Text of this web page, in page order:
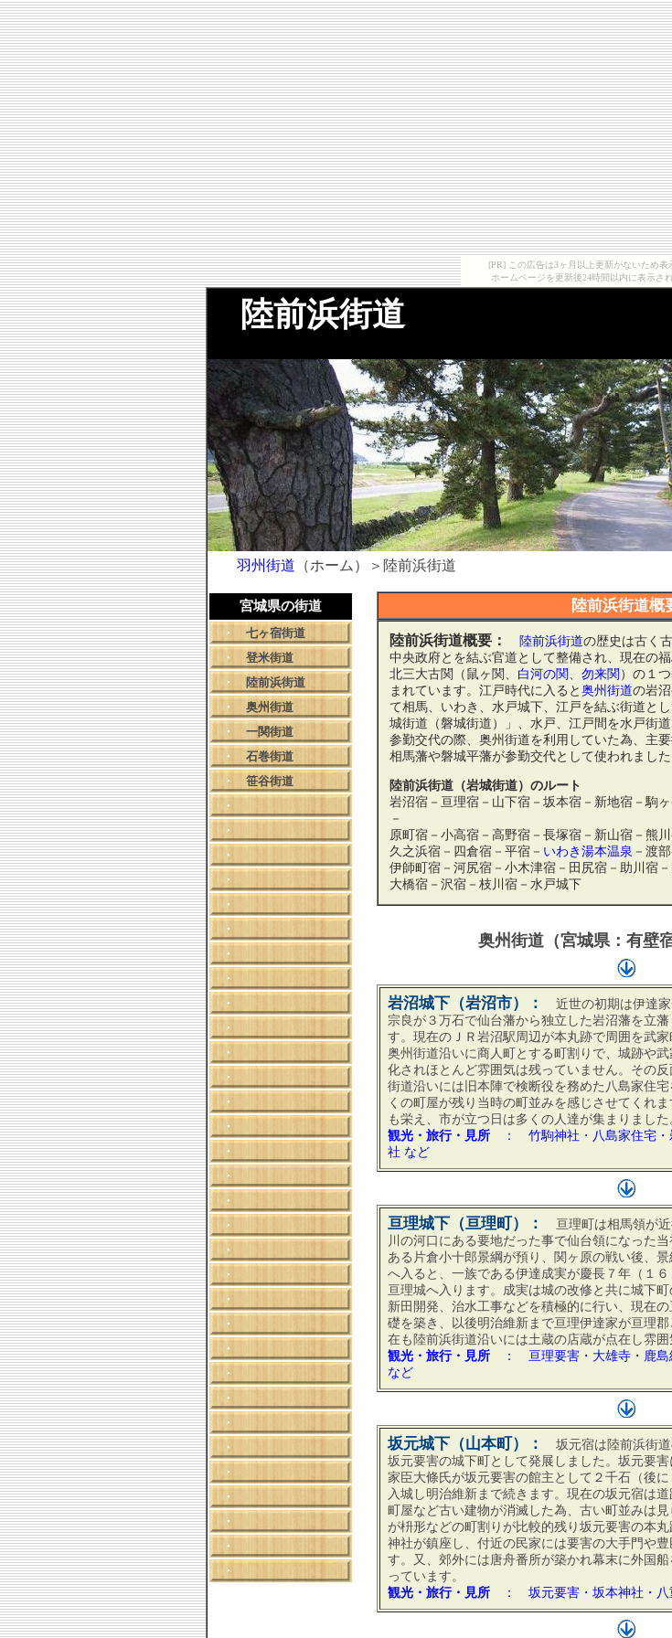
[PR] この広告は3ヶ月以上更新がないため表
ホームページを更新後24時間以内に表示さ
陸前浜街道
羽州街道 （ホーム）＞陸前浜街道
宮城県の街道
・ 七ヶ宿街道
・ 登米街道
・
陸前浜街道
・ 奥州街道
・ 一関街道
・ 石巻街道
・ 笹谷街道
・
・
・
・
・
・
・
・
・
・
・
・
・
・
・
・
・
・
・
・
・
・
・
・
・
・
・
・
・
・
・
・
陸前浜街道概
陸前浜街道概要： 陸前浜街道の歴史は古く
中央政府とを結ぶ官道として整備され、現在の
北三大古関（鼠ヶ関、 白河の関、 勿来関 ）の１
まれています。江戸時代に入ると 奥州街道の岩
て相馬、いわき、水戸城下、江戸を結ぶ街道と
城街道（磐城街道）」、水戸、江戸間を水戸街
参勤交代の際、奥州街道を利用していた為、主
相馬藩や磐城平藩が参勤交代として使われました
陸前浜街道（岩城街道）のルート
岩沼宿－亘理宿－山下宿－坂本宿－新地宿－駒
－
原町宿－小高宿－高野宿－長塚宿－新山宿－熊
久之浜宿－四倉宿－平宿－ いわき湯本温泉 －渡
伊師町宿－河尻宿－小木津宿－田尻宿－助川宿
大橋宿－沢宿－枝川宿－水戸城下
奥州街道（宮城県：有壁
岩沼城下（岩沼市）：
近世の初期は伊達
宗良が３万石で仙台藩から独立した岩沼藩を立藩
す。現在のＪＲ岩沼駅周辺が本丸跡で周囲を武家
奥州街道沿いに商人町とする町割りで、城跡や
化されほとんど雰囲気は残っていません。その反
街道沿いには旧本陣で検断役を務めた八島家住宅
くの町屋が残り当時の町並みを感じさせてくれ
も栄え、市が立つ日は多くの人達が集まりました
観光・旅行・見所 ： 竹駒神社・八島家住宅・
社 など
亘理城下（亘理町）：
亘理町は相馬領が
川の河口にある要地だった事で仙台領になった
ある片倉小十郎景綱が預り、関ヶ原の戦い後、
へ入ると、一族である伊達成実が慶長７年（１６
亘理城へ入ります。成実は城の改修と共に城下
新田開発、治水工事などを積極的に行い、現在
礎を築き、以後明治維新まで亘理伊達家が亘理
在も陸前浜街道沿いには土蔵の店蔵が点在し雰囲
観光・旅行・見所 ： 亘理要害・大雄寺・鹿島
など
坂元城下（山本町）：
坂元宿は陸前浜街
坂元要害の城下町として発展しました。坂元要害
家臣大條氏が坂元要害の館主として２千石（後
入城し明治維新まで続きます。現在の坂元宿は道
町屋など古い建物が消滅した為、古い町並みは
が枡形などの町割りが比較的残り坂元要害の本
神社が鎮座し、付近の民家には要害の大手門や
す。又、郊外には唐舟番所が築かれ幕末に外国
っています。
観光・旅行・見所 ： 坂元要害・坂本神社・